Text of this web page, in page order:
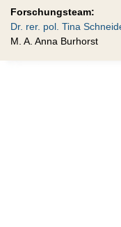
Forschungsteam:
Dr. rer. pol. Tina
M. A. Anna Burhorst